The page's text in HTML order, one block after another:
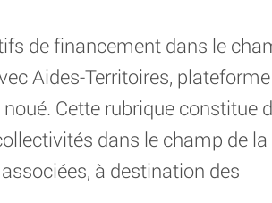
de financement dans le
Aides-Territoires, plateforme
Cette rubrique constitue
dans le champ de la
à destination des